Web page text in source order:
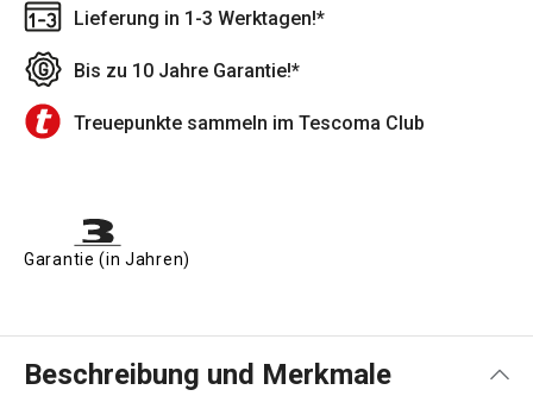
Lieferung in 1-3 Werktagen!*
Bis zu 10 Jahre Garantie!*
Treuepunkte sammeln im Tescoma Club
Garantie (in Jahren)
Beschreibung und Merkmale